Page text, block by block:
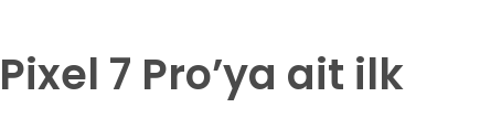
7 Pro’ya ait ilk